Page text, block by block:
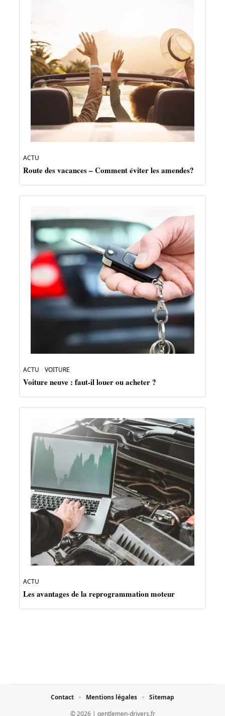
ACTU
Route des vacances – Comment éviter les amendes?
ACTU VOITURE
Voiture neuve : faut-il louer ou acheter ?
ACTU
Les avantages de la reprogrammation moteur
© 2026 | gentlemen-drivers.fr
Contact Mentions légales Sitemap